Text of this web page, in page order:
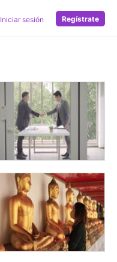
Iniciar sesión Regístrate